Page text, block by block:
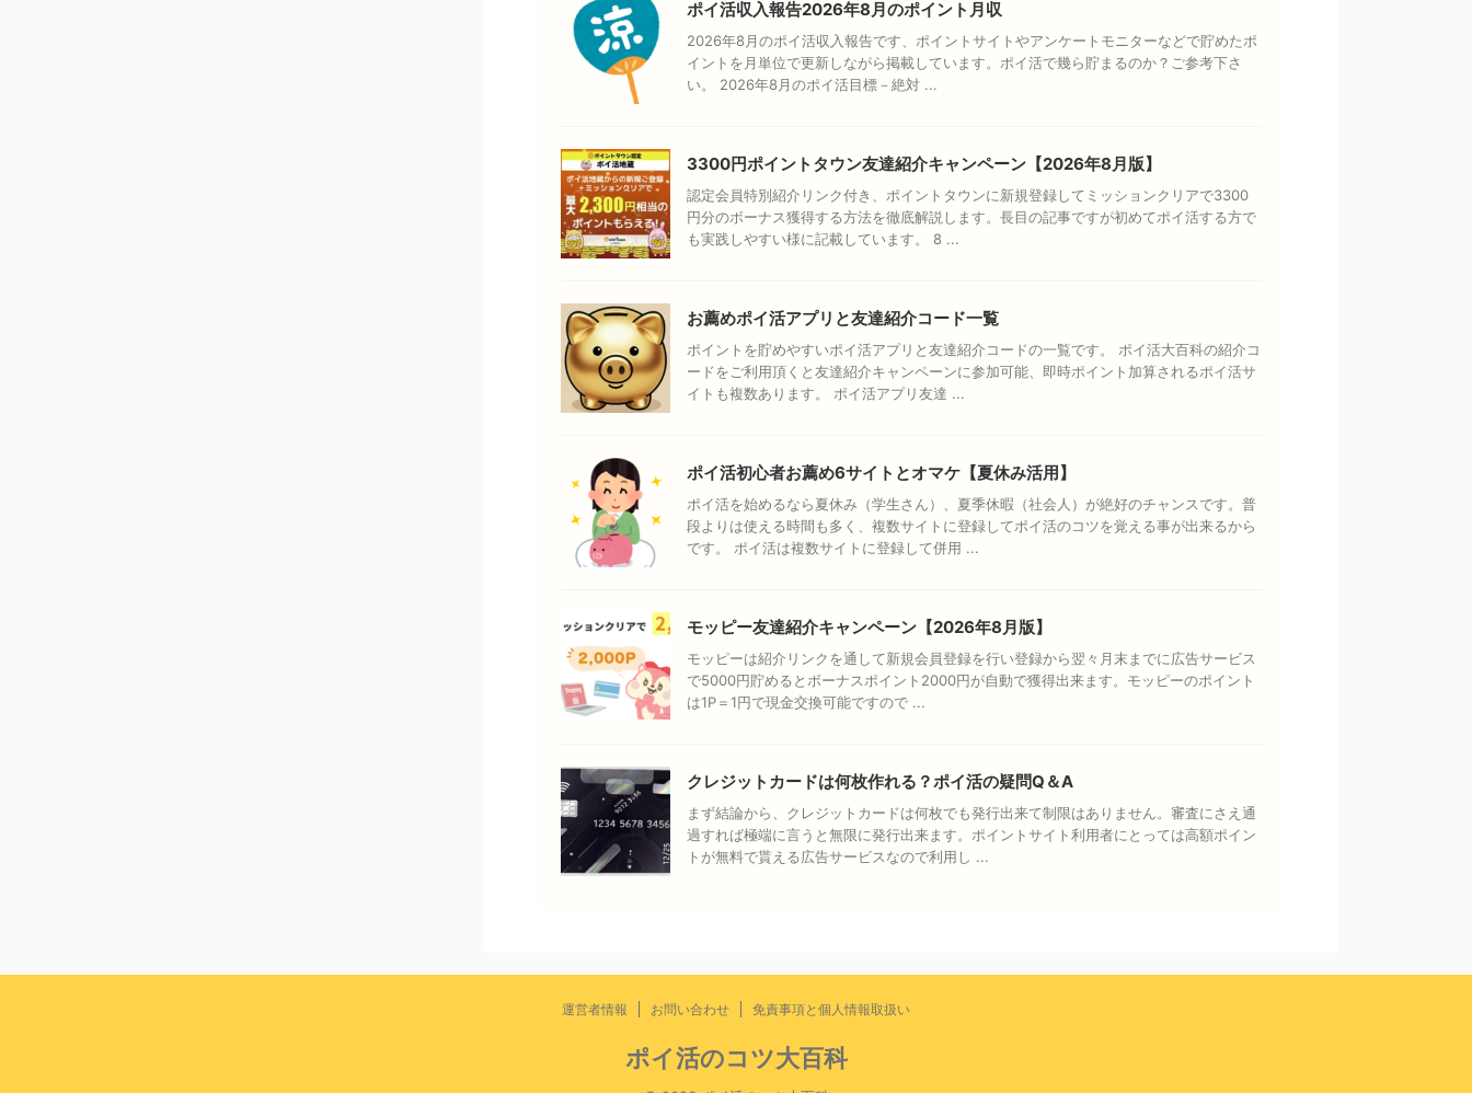
ポイ活収入報告2026年8月のポイント月収
2026年8月のポイ活収入報告です、ポイントサイトやアンケートモニターなどで貯めたポ
イントを月単位で更新しながら掲載しています。ポイ活で幾ら貯まるのか？ご参考下さ
い。 2026年8月のポイ活目標－絶対 ...
3300円ポイントタウン友達紹介キャンペーン【2026年8月版】
認定会員特別紹介リンク付き、ポイントタウンに新規登録してミッションクリアで3300
円分のボーナス獲得する方法を徹底解説します。長目の記事ですが初めてポイ活する方で
も実践しやすい様に記載しています。 8 ...
お薦めポイ活アプリと友達紹介コード一覧
ポイントを貯めやすいポイ活アプリと友達紹介コードの一覧です。 ポイ活大百科の紹介コ
ードをご利用頂くと友達紹介キャンペーンに参加可能、即時ポイント加算されるポイ活サ
イトも複数あります。 ポイ活アプリ友達 ...
ポイ活初心者お薦め6サイトとオマケ【夏休み活用】
ポイ活を始めるなら夏休み（学生さん）、夏季休暇（社会人）が絶好のチャンスです。普
段よりは使える時間も多く、複数サイトに登録してポイ活のコツを覚える事が出来るから
です。 ポイ活は複数サイトに登録して併用 ...
モッピー友達紹介キャンペーン【2026年8月版】
モッピーは紹介リンクを通して新規会員登録を行い登録から翌々月末までに広告サービス
で5000円貯めるとボーナスポイント2000円が自動で獲得出来ます。モッピーのポイント
は1P＝1円で現金交換可能ですので ...
クレジットカードは何枚作れる？ポイ活の疑問Q＆A
まず結論から、クレジットカードは何枚でも発行出来て制限はありません。審査にさえ通
過すれば極端に言うと無限に発行出来ます。ポイントサイト利用者にとっては高額ポイン
トが無料で貰える広告サービスなので利用し ...
運営者情報 お問い合わせ 免責事項と個人情報取扱い
ポイ活のコツ大百科